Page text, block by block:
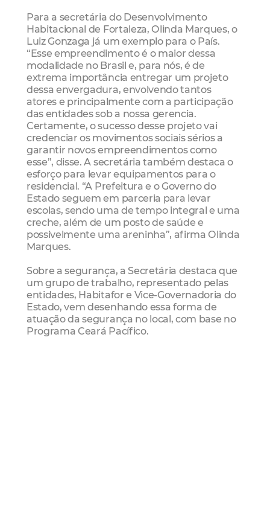
Para a secretária do Desenvolvimento
Habitacional de Fortaleza, Olinda Marques, o
Luiz Gonzaga já um exemplo para o País.
“Esse empreendimento é o maior dessa
modalidade no Brasil e, para nós, é de
extrema importância entregar um projeto
dessa envergadura, envolvendo tantos
atores e principalmente com a participação
das entidades sob a nossa gerencia.
Certamente, o sucesso desse projeto vai
credenciar os movimentos sociais sérios a
garantir novos empreendimentos como
esse”, disse. A secretária também destaca o
esforço para levar equipamentos para o
residencial. “A Prefeitura e o Governo do
Estado seguem em parceria para levar
escolas, sendo uma de tempo integral e uma
creche, além de um posto de saúde e
possivelmente uma areninha”, afirma Olinda
Marques.
Sobre a segurança, a Secretária destaca que
um grupo de trabalho, representado pelas
entidades, Habitafor e Vice-Governadoria do
Estado, vem desenhando essa forma de
atuação da segurança no local, com base no
Programa Ceará Pacífico.